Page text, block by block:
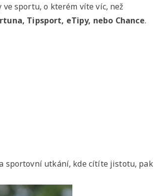
sportu, o kterém víte víc, než
Tipsport, eTipy, nebo Chance.
sportovní utkání, kde cítíte jistotu, pak